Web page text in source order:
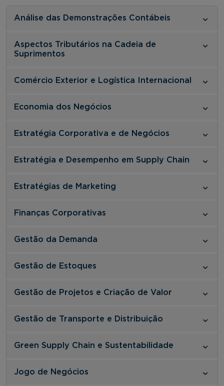
Análise das Demonstrações Contábeis
Aspectos Tributários na Cadeia de
Suprimentos
Comércio Exterior e Logística Internacional
Economia dos Negócios
Estratégia Corporativa e de Negócios
Estratégia e Desempenho em Supply Chain
Estratégias de Marketing
Finanças Corporativas
Gestão da Demanda
Gestão de Estoques
Gestão de Projetos e Criação de Valor
Gestão de Transporte e Distribuição
Green Supply Chain e Sustentabilidade
Jogo de Negócios